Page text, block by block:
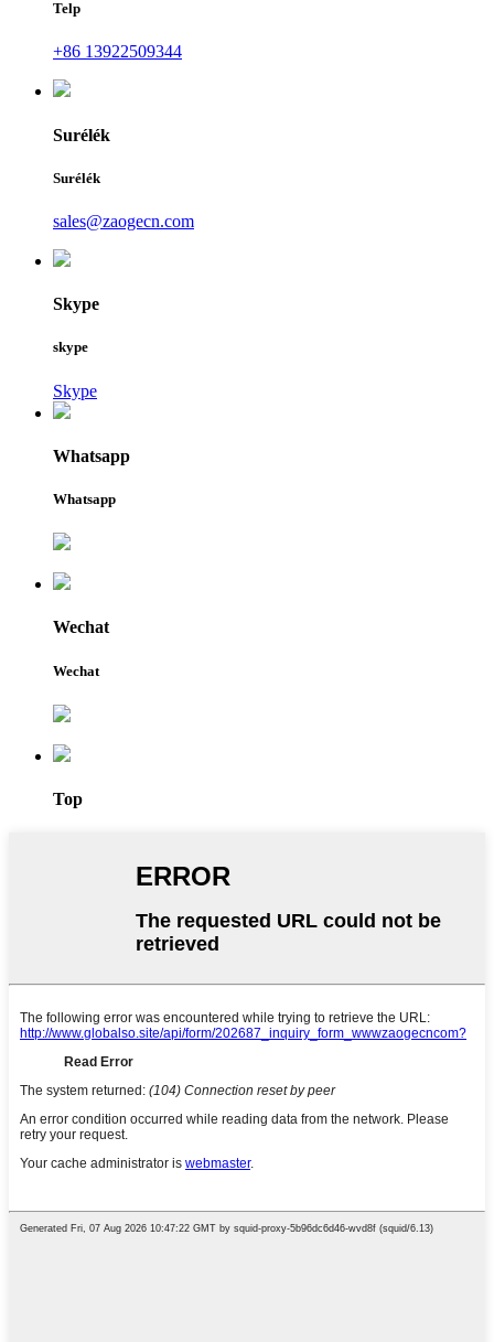
Telp
+86 13922509344
Surélék
Surélék
sales@zaogecn.com
Skype
skype
Skype
Whatsapp
Whatsapp
Wechat
Wechat
Top